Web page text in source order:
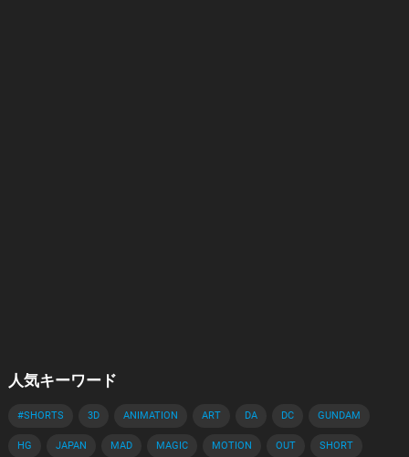
人気キーワード
#SHORTS 3D ANIMATION ART DA DC GUNDAM
HG JAPAN MAD MAGIC MOTION OUT SHORT